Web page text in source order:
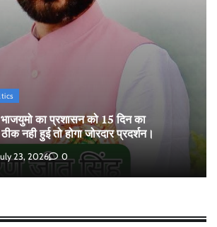
Pitamahnews May 15, 2026
ब्रेकिंग :— वार्ड नम्बर 11 —— थोथे वादे, झूठी
बाते हवा हवाई। कांग्रेसियो की।
Pitamahnews
का प्रशासन को 15 दिन का
नही हुई तो होगा जोरदार प्रदर्शन।
23, 2026 0